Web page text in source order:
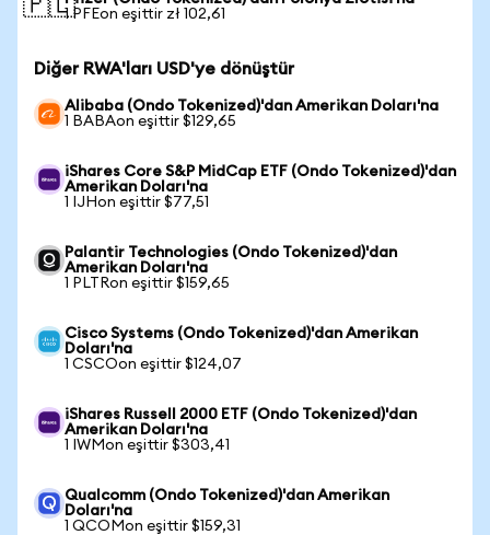
🇵🇱1 PFEon eşittir zł 102,61
Diğer RWA'ları USD'ye dönüştür
Alibaba (Ondo Tokenized)'dan Amerikan Doları'na
1 BABAon eşittir $129,65
iShares Core S&P MidCap ETF (Ondo Tokenized)'dan
Amerikan Doları'na
1 IJHon eşittir $77,51
Palantir Technologies (Ondo Tokenized)'dan
Amerikan Doları'na
1 PLTRon eşittir $159,65
Cisco Systems (Ondo Tokenized)'dan Amerikan
Doları'na
1 CSCOon eşittir $124,07
iShares Russell 2000 ETF (Ondo Tokenized)'dan
Amerikan Doları'na
1 IWMon eşittir $303,41
Qualcomm (Ondo Tokenized)'dan Amerikan
Doları'na
1 QCOMon eşittir $159,31